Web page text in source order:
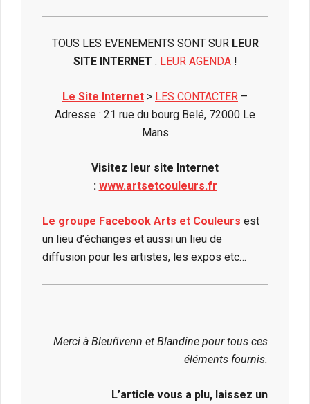
TOUS LES EVENEMENTS SONT SUR LEUR
SITE INTERNET : LEUR AGENDA!
Le Site Internet > LES CONTACTER –
Adresse : 21 rue du bourg Belé, 72000 Le
Mans
Visitez leur site Internet
: www.artsetcouleurs.fr
Le groupe Facebook Arts et Couleurs est
un lieu d’échanges et aussi un lieu de
diffusion pour les artistes, les expos etc…
Merci à Bleuñvenn et Blandine pour tous ces
éléments fournis.
L’article vous a plu, laissez un